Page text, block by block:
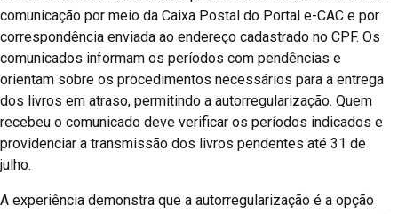
comunicação por meio da Caixa Postal do Portal e-CAC e por
correspondência enviada ao endereço cadastrado no CPF. Os
comunicados informam os períodos com pendências e
orientam sobre os procedimentos necessários para a entrega
dos livros em atraso, permitindo a autorregularização. Quem
recebeu o comunicado deve verificar os períodos indicados e
providenciar a transmissão dos livros pendentes até 31 de
julho.
A experiência demonstra que a autorregularização é a opção